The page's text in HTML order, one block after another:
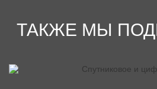
ТАКЖЕ МЫ